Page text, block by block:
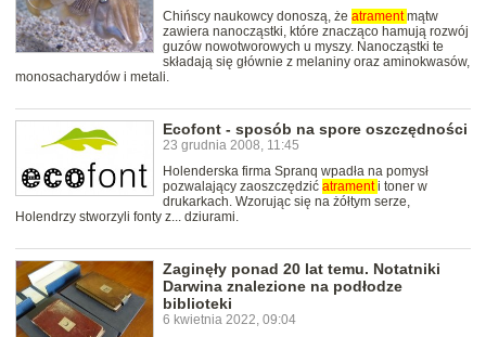
Chińscy naukowcy donoszą, że atramentmątw
zawiera nanocząstki, które znacząco hamują rozwój
guzów nowotworowych u myszy. Nanocząstki te
składają się głównie z melaniny oraz aminokwasów,
monosacharydów i metali.
Ecofont - sposób na spore oszczędności
23 grudnia 2008, 11:45
Holenderska firma Spranq wpadła na pomysł
pozwalający zaoszczędzić atramenti toner w
drukarkach. Wzorując się na żółtym serze,
Holendrzy stworzyli fonty z... dziurami.
Zaginęły ponad 20 lat temu. Notatniki
Darwina znalezione na podłodze
biblioteki
6 kwietnia 2022, 09:04